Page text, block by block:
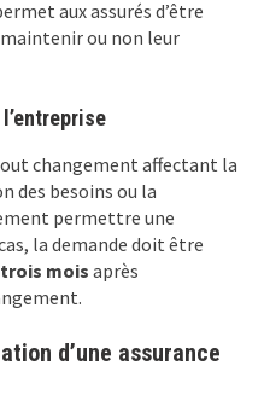
aux assurés d’être
ou non leur
changement affectant la
des besoins ou la
permettre une
la demande doit être
trois mois après
d’une assurance